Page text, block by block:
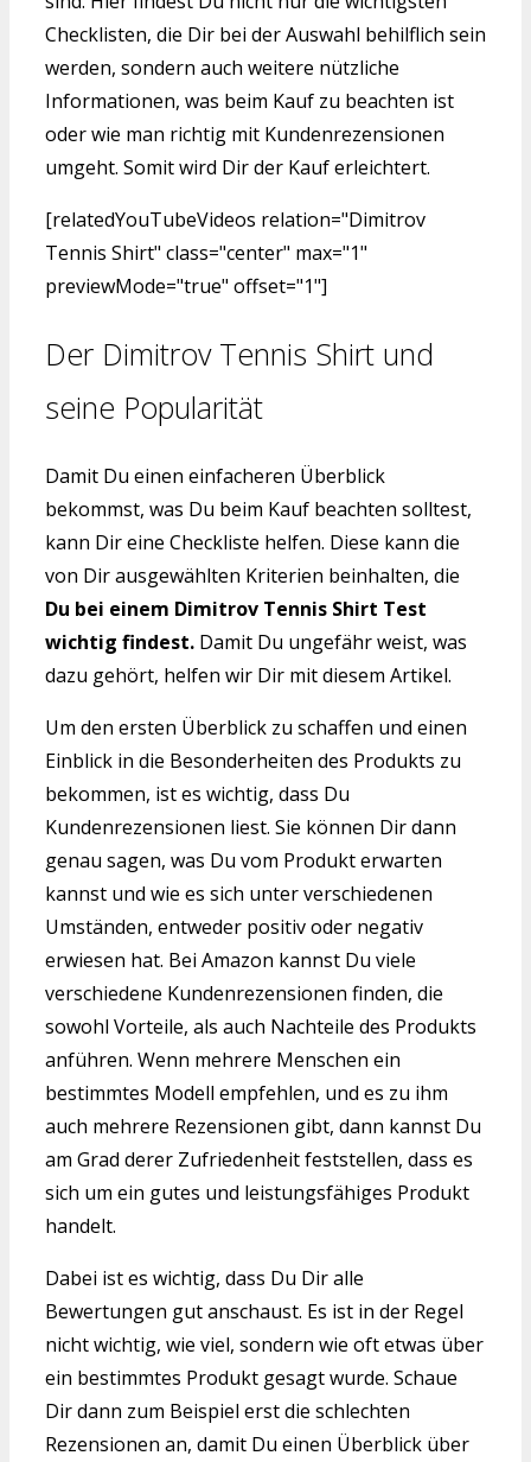
Checklisten, die Dir bei der Auswahl behilflich sein
werden, sondern auch weitere nützliche
Informationen, was beim Kauf zu beachten ist
oder wie man richtig mit Kundenrezensionen
umgeht. Somit wird Dir der Kauf erleichtert.
[relatedYouTubeVideos relation="Dimitrov
Tennis Shirt" class="center" max="1"
previewMode="true" offset="1"]
Der Dimitrov Tennis Shirt und
seine Popularität
Damit Du einen einfacheren Überblick
bekommst, was Du beim Kauf beachten solltest,
kann Dir eine Checkliste helfen. Diese kann die
von Dir ausgewählten Kriterien beinhalten, die
Du bei einem Dimitrov Tennis Shirt Test
wichtig findest. Damit Du ungefähr weist, was
dazu gehört, helfen wir Dir mit diesem Artikel.
Um den ersten Überblick zu schaffen und einen
Einblick in die Besonderheiten des Produkts zu
bekommen, ist es wichtig, dass Du
Kundenrezensionen liest. Sie können Dir dann
genau sagen, was Du vom Produkt erwarten
kannst und wie es sich unter verschiedenen
Umständen, entweder positiv oder negativ
erwiesen hat. Bei Amazon kannst Du viele
verschiedene Kundenrezensionen finden, die
sowohl Vorteile, als auch Nachteile des Produkts
anführen. Wenn mehrere Menschen ein
bestimmtes Modell empfehlen, und es zu ihm
auch mehrere Rezensionen gibt, dann kannst Du
am Grad derer Zufriedenheit feststellen, dass es
sich um ein gutes und leistungsfähiges Produkt
handelt.
Dabei ist es wichtig, dass Du Dir alle
Bewertungen gut anschaust. Es ist in der Regel
nicht wichtig, wie viel, sondern wie oft etwas über
ein bestimmtes Produkt gesagt wurde. Schaue
Dir dann zum Beispiel erst die schlechten
Rezensionen an, damit Du einen Überblick über